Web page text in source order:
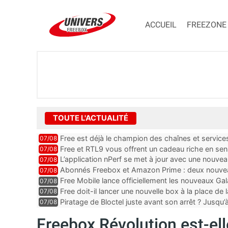
ACCUEIL FREEZONE
TOUTE L'ACTUALITÉ
07/08 Free est déjà le champion des chaînes et
encore au moin...
07/08 Free et RTL9 vous offrent un cadeau riche en
l’obtenir
07/08 L’application nPerf se met à jour avec une
Mobile, Orange, SFR ...
07/08 Abonnés Freebox et Amazon Prime : deux
07/08 Free Mobile lance officiellement les nouveaux
des promos et des cadeaux
07/08 Free doit-il lancer une nouvelle box à la place de
07/08 Piratage de Bloctel juste avant son arrêt ?